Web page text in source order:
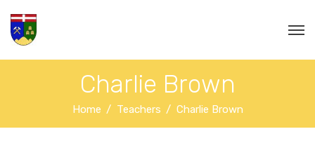
Charlie Brown
Home Teachers Charlie Brown